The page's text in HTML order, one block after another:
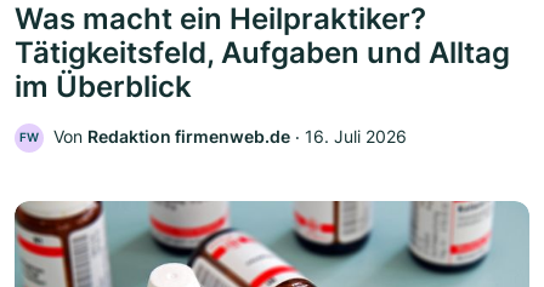
Was macht ein Heilpraktiker?
Tätigkeitsfeld, Aufgaben und Alltag
im Überblick
FW Von Redaktion firmenweb.de ‧ 16. Juli 2026